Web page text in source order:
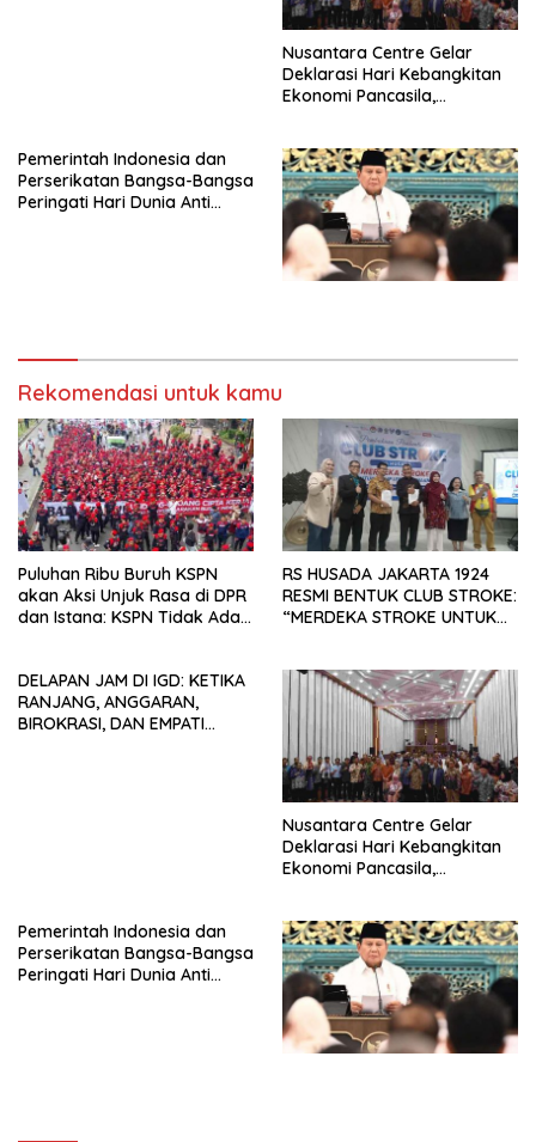
Nusantara Centre Gelar
Deklarasi Hari Kebangkitan
Ekonomi Pancasila,
Penjajahan (Pergolakan
Ekonomi Politik Indonesia) &
Simposium Nasional “Urgensi
Undang-Undang
Perekonomian Nasional dan
Kesejahteraan Sosial dalam
Pemerintah Indonesia dan
Perserikatan Bangsa-Bangsa
Peringati Hari Dunia Anti
Rekomendasi untuk kamu
Puluhan Ribu Buruh KSPN
akan Aksi Unjuk Rasa di DPR
dan Istana: KSPN Tidak Ada
Siapapun
RS HUSADA JAKARTA 1924
RESMI BENTUK CLUB STROKE:
“MERDEKA STROKE UNTUK
DELAPAN JAM DI IGD: KETIKA
RANJANG, ANGGARAN,
BIROKRASI, DAN EMPATI
Nusantara Centre Gelar
Deklarasi Hari Kebangkitan
Ekonomi Pancasila,
Penjajahan (Pergolakan
Ekonomi Politik Indonesia) &
Simposium Nasional “Urgensi
Undang-Undang
Perekonomian Nasional dan
Kesejahteraan Sosial dalam
Pemerintah Indonesia dan
Perserikatan Bangsa-Bangsa
Peringati Hari Dunia Anti